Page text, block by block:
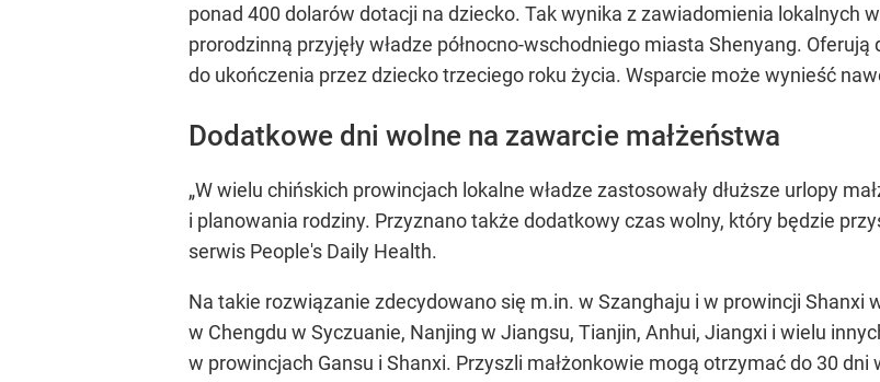
ponad 400 dolarów dotacji na dziecko. Tak wynika z zawiadomienia lokalnych
prorodzinną przyjęły władze północno-wschodniego miasta Shenyang.
do ukończenia przez dziecko trzeciego roku życia. Wsparcie może wynieść
Dodatkowe dni wolne na zawarcie małżeństwa
„W wielu chińskich prowincjach lokalne władze zastosowały dłuższe urlopy
i planowania rodziny. Przyznano także dodatkowy czas wolny, który będzie
serwis People's Daily Health.
Na takie rozwiązanie zdecydowano się m.in. w Szanghaju i w prowincji
w Chengdu w Syczuanie, Nanjing w Jiangsu, Tianjin, Anhui, Jiangxi i wielu
w prowincjach Gansu i Shanxi. Przyszli małżonkowie mogą otrzymać do 30